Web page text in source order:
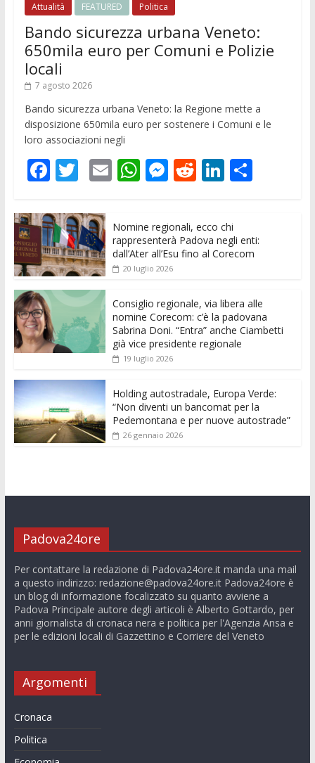
Attualità FEATURED Politica
Bando sicurezza urbana Veneto:
650mila euro per Comuni e Polizie
locali
7 agosto 2026
Bando sicurezza urbana Veneto: la Regione mette a
disposizione 650mila euro per sostenere i Comuni e le
loro associazioni negli
F
e
b
o
o
k
T
itt
er
E
l
W
s
A
p
p
M
ss
e
n
er
R
di
t
Li
k
e
dI
C
di
vi
Nomine regionali, ecco chi
rappresenterà Padova negli enti:
dall’Ater all’Esu fino al Corecom
20 luglio 2026
Consiglio regionale, via libera alle
nomine Corecom: c’è la padovana
Sabrina Doni. “Entra” anche Ciambetti
già vice presidente regionale
19 luglio 2026
Holding autostradale, Europa Verde:
“Non diventi un bancomat per la
Pedemontana e per nuove autostrade”
26 gennaio 2026
Padova24ore
Per contattare la redazione di Padova24ore.it manda una mail
a questo indirizzo: redazione@padova24ore.itPadova24ore è
un blog di informazione focalizzato su quanto avviene a
Padova Principale autore degli articoli è Alberto Gottardo, per
anni giornalista di cronaca nera e politica per l'Agenzia Ansa e
per le edizioni locali di Gazzettino e Corriere del Veneto
Argomenti
Cronaca
Politica